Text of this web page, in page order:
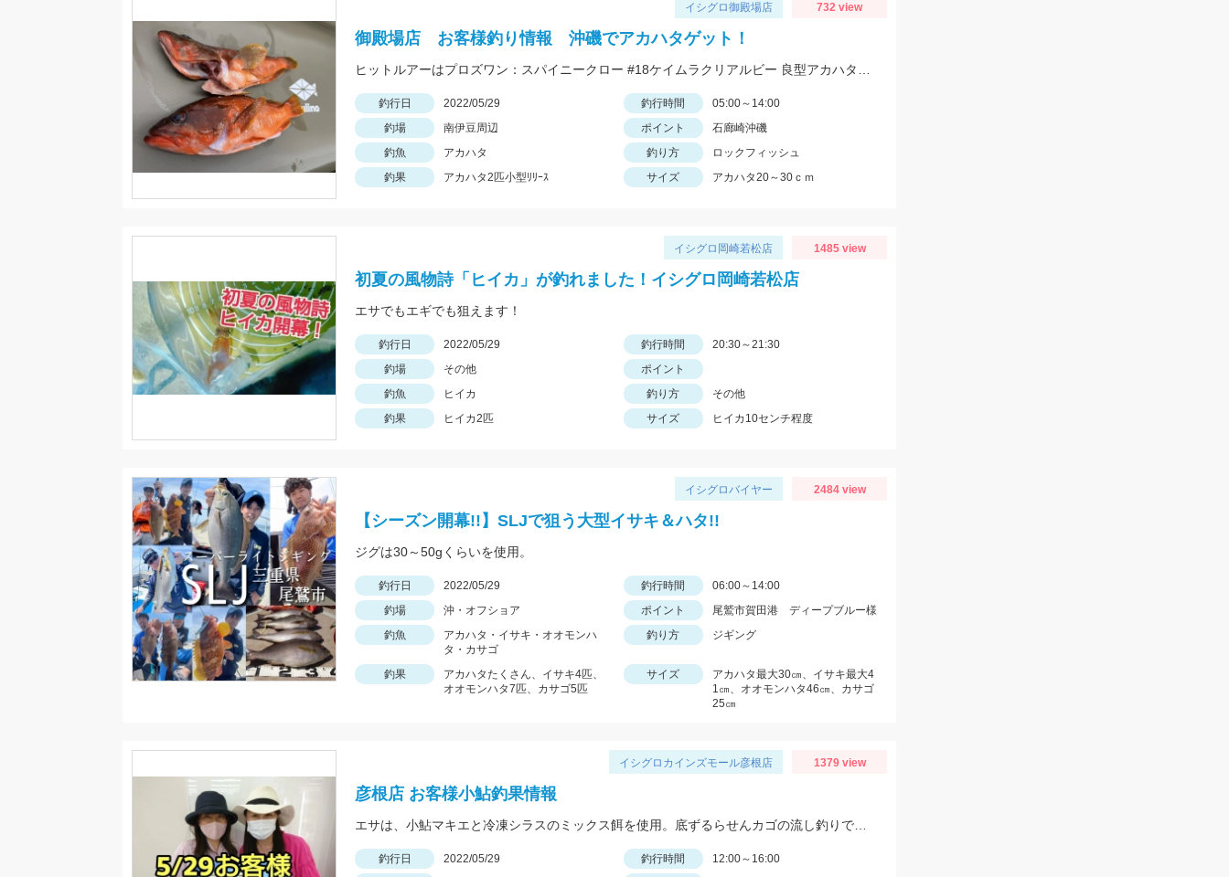
イシグロ御殿場店 732 view
御殿場店 お客様釣り情報 沖磯でアカハタゲット！
釣行日 2022/05/29 釣行時間
05:00～14:00
釣場
南伊豆周辺 ポイント
石廊崎沖磯
釣魚
アカハタ 釣り方
ロックフィッシュ
釣果
アカハタ2匹小型ﾘﾘｰｽ サイズ アカハタ20～30ｃｍ
イシグロ岡崎若松店 1485 view
初夏の風物詩「ヒイカ」が釣れました！イシグロ岡崎若松店
エサでもエギでも狙えます！
釣行日 2022/05/29 釣行時間
20:30～21:30
釣場
その他
ポイント
釣魚
ヒイカ 釣り方
その他
釣果
ヒイカ2匹 サイズ ヒイカ10センチ程度
イシグロバイヤー 2484 view
【シーズン開幕!!】SLJで狙う大型イサキ＆ハタ!!
ジグは30～50gくらいを使用。
釣行日 2022/05/29 釣行時間
06:00～14:00
釣場
沖・オフショア ポイント
尾鷲市賀田港 ディープブルー様
釣魚
アカハタ・イサキ・オオモンハ
タ・カサゴ
釣り方 ジギング
釣果
アカハタたくさん、イサキ4匹、
オオモンハタ7匹、カサゴ5匹
サイズ
アカハタ最大30㎝、イサキ最大4
1㎝、オオモンハタ46㎝、カサゴ
25㎝
イシグロカインズモール彦根店 1379 view
彦根店 お客様小鮎釣果情報
釣行日 2022/05/29 釣行時間 12:00～16:00